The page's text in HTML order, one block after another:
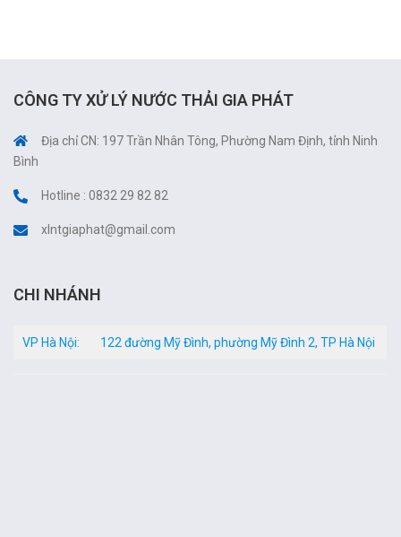
CÔNG TY XỬ LÝ NƯỚC THẢI GIA PHÁT
Địa chỉ CN: 197 Trần Nhân Tông, Phường Nam Định, tỉnh Ninh
Bình
Hotline : 0832 29 82 82
xlntgiaphat@gmail.com
CHI NHÁNH
VP Hà Nội: 122 đường Mỹ Đình, phường Mỹ Đình 2, TP Hà Nội